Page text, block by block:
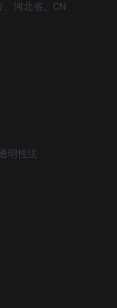
、河北省、CN
明性法